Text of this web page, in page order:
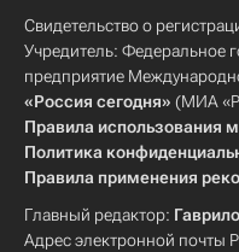
Свидетельство о
Учредитель: Федеральное
предприятие
«Россия сегодня» (МИА
Правила использования
Политика
Правила применения
Главный редактор:
Адрес электронной почты